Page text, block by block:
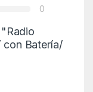
0
con Batería/